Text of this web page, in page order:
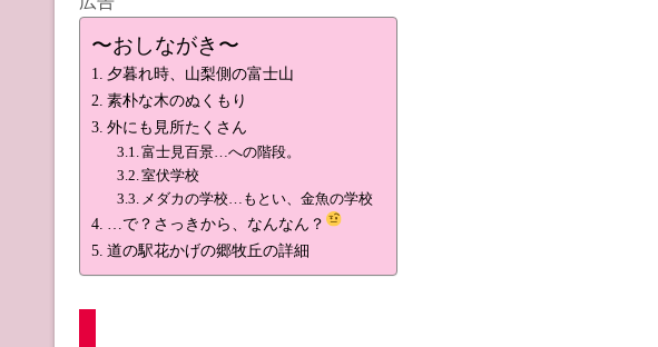
〜おしながき〜
夕暮れ時、山梨側の富士山
素朴な木のぬくもり
外にも見所たくさん
富士見百景…への階段。
室伏学校
メダカの学校…もとい、金魚の学校
…で？さっきから、なんなん？
道の駅花かげの郷牧丘の詳細